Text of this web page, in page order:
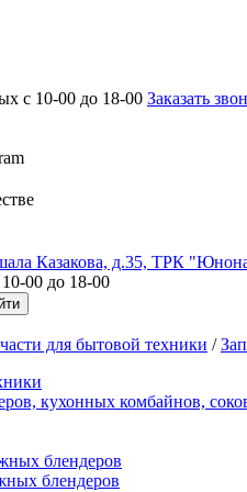
с 10-00 до 18-00 Заказать
Казакова, д.35, ТРК
00 до 18-00
для бытовой техники /
кухонных комбайнов,
блендеров
блендеров